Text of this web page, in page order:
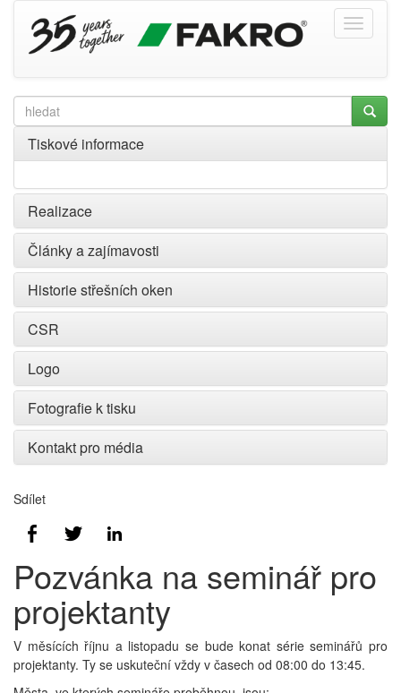
Tiskové informace
Realizace
Články a zajímavosti
Historie střešních oken
CSR
Logo
Fotografie k tisku
Kontakt pro média
Sdílet
Pozvánka na seminář pro
projektanty
V měsících říjnu a listopadu se bude konat série seminářů pro
projektanty. Ty se uskuteční vždy v časech od 08:00 do 13:45.